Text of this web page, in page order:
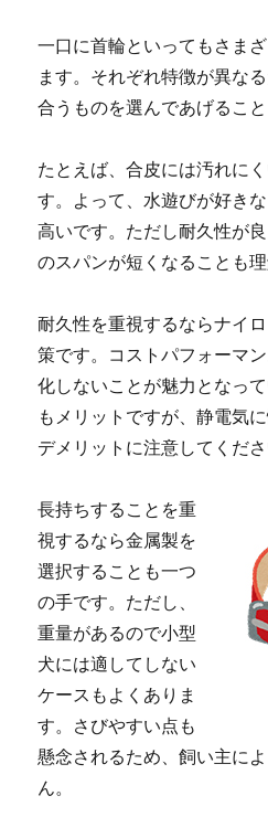
一口に首輪といってもさま
ます。それぞれ特徴が異な
合うものを選んであげること
たとえば、合皮には汚れに
す。よって、水遊びが好き
高いです。ただし耐久性が
のスパンが短くなることも
耐久性を重視するならナイ
策です。コストパフォーマ
化しないことが魅力となっ
もメリットですが、静電気
デメリットに注意してくださ
長持ちすることを重
視するなら金属製を
選択することも一つ
の手です。ただし、
重量があるので小型
犬には適してしない
ケースもよくありま
す。さびやすい点も
懸念されるため、飼い主に
ん。